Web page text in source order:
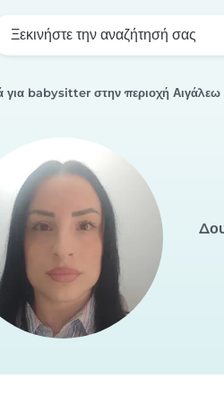
Ξεκινήστε την αναζήτησή σας
για babysitter στην περιοχή Αιγάλεω